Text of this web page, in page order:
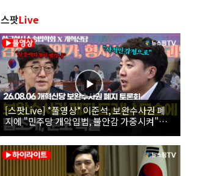
스팟Live
[스팟Live] *풀영상* 이준석, 보완수사권 폐
지에 "민주당 개악입법, 불안감 가중시켜"｜
26.08.06 개혁신당 보완수사권 폐지 토론회